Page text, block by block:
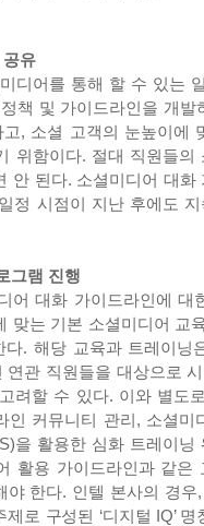
공유
디어를 통해 할 수 있는
책 및 가이드라인을 개발
, 소셜 고객의 눈높이에
위함이다. 절대 직원들의
안 된다. 소셜미디어 대화
정 시점이 지난 후에도
그램 진행
어 대화 가이드라인에 대
맞는 기본 소셜미디어 교
다. 해당 교육과 트레이닝
연관 직원들을 대상으로
려할 수 있다. 이와 별도
인 커뮤니티 관리, 소셜미
을 활용한 심화 트레이닝
활용 가이드라인과 같은
한다. 인텔 본사의 경우
로 구성된 ‘디지털 IQ’